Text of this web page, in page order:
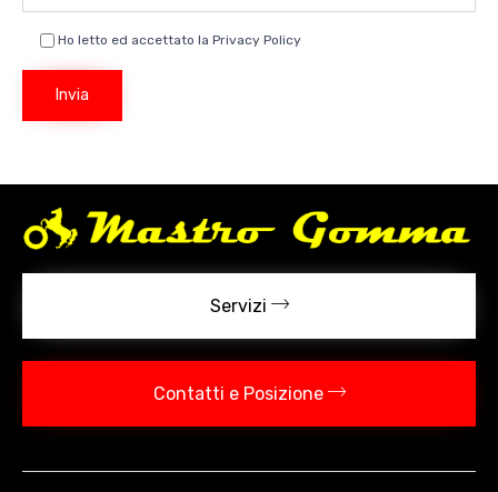
Ho letto ed accettato la Privacy Policy
Servizi
Contatti e Posizione